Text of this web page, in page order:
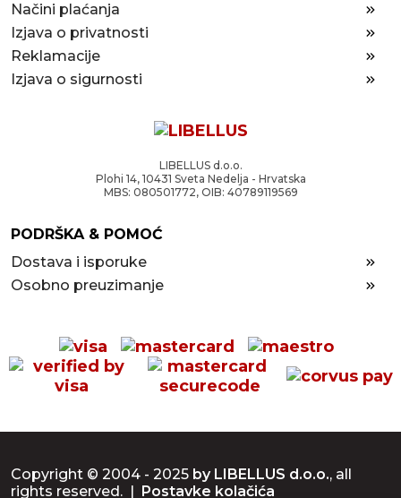
Načini plaćanja
Izjava o privatnosti
Reklamacije
Izjava o sigurnosti
LIBELLUS d.o.o.
Plohi 14, 10431 Sveta Nedelja - Hrvatska
MBS: 080501772, OIB: 40789119569
PODRŠKA & POMOĆ
Dostava i isporuke
Osobno preuzimanje
Copyright © 2004 - 2025 by LIBELLUS d.o.o., all
rights reserved. | Postavke kolačića